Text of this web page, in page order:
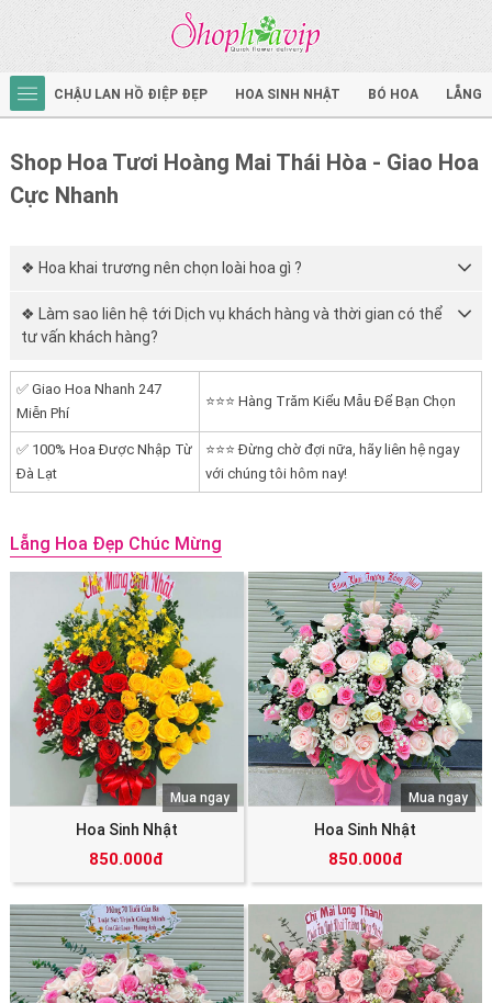
CHẬU LAN HỒ ĐIỆP ĐẸP HOA SINH NHẬT BÓ HOA LẴNG
Shop Hoa Tươi Hoàng Mai Thái Hòa - Giao Hoa
Cực Nhanh
❖ Hoa khai trương nên chọn loài hoa gì ?
❖ Làm sao liên hệ tới Dịch vụ khách hàng và thời gian có thể
tư vấn khách hàng?
✅ Giao Hoa Nhanh 247
Miễn Phí
⭐⭐⭐ Hàng Trăm Kiểu Mẫu Để Bạn Chọn
✅ 100% Hoa Được Nhập Từ
Đà Lạt
⭐⭐⭐ Đừng chờ đợi nữa, hãy liên hệ ngay
với chúng tôi hôm nay!
Lẵng Hoa Đẹp Chúc Mừng
Hoa Sinh Nhật
850.000đ
Mua ngay
Hoa Sinh Nhật
850.000đ
Mua ngay